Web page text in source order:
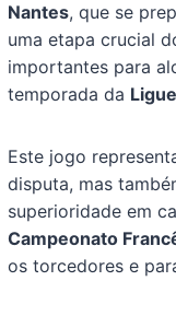
Nantes, que se
uma etapa crucial
importantes para
temporada da
Este jogo
disputa, mas
superioridade em
Campeonato
os torcedores e